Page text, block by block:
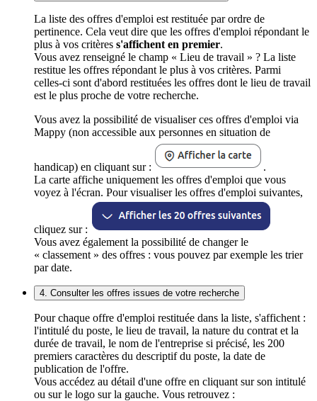
La liste des offres d'emploi est restituée par ordre de
pertinence. Cela veut dire que les offres d'emploi répondant le
plus à vos critères s'affichent en premier.
Vous avez renseigné le champ « Lieu de travail » ? La liste
restitue les offres répondant le plus à vos critères. Parmi
celles-ci sont d'abord restituées les offres dont le lieu de travail
est le plus proche de votre recherche.
Vous avez la possibilité de visualiser ces offres d'emploi via
Mappy (non accessible aux personnes en situation de
handicap) en cliquant sur :
.
La carte affiche uniquement les offres d'emploi que vous
voyez à l'écran. Pour visualiser les offres d'emploi suivantes,
cliquez sur :
Vous avez également la possibilité de changer le
« classement » des offres : vous pouvez par exemple les trier
par date.
4. Consulter les offres issues de votre recherche
Pour chaque offre d'emploi restituée dans la liste, s'affichent :
l'intitulé du poste, le lieu de travail, la nature du contrat et la
durée de travail, le nom de l'entreprise si précisé, les 200
premiers caractères du descriptif du poste, la date de
publication de l'offre.
Vous accédez au détail d'une offre en cliquant sur son intitulé
ou sur le logo sur la gauche. Vous retrouvez :